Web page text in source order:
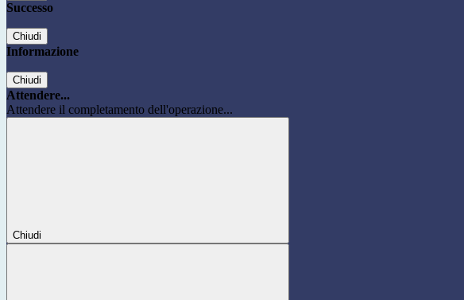
Successo
Chiudi
Informazione
Chiudi
Attendere...
Attendere il completamento dell'operazione...
Chiudi